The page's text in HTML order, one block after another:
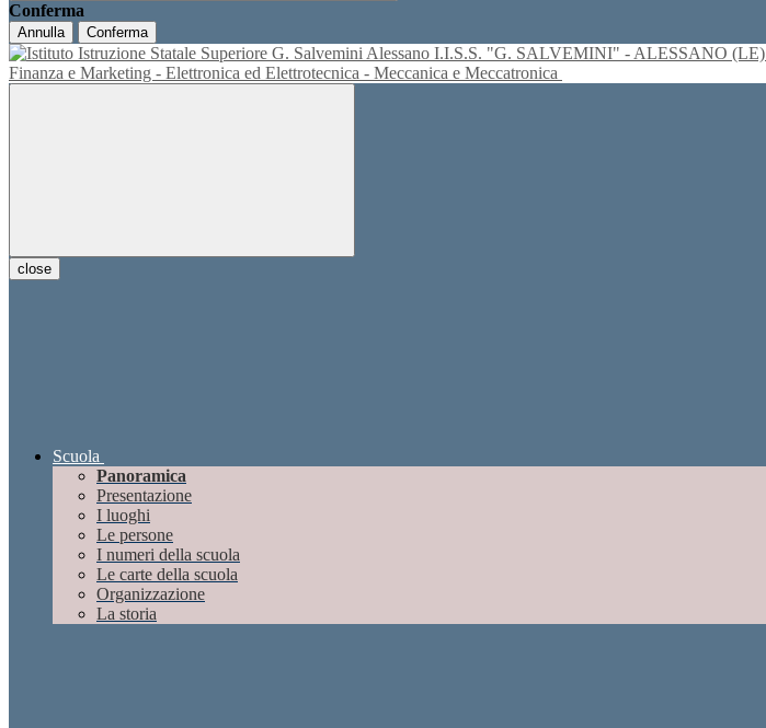
Conferma
Annulla Conferma
I.I.S.S. "G. SALVEMINI" - ALESSANO (LE)
Finanza e Marketing - Elettronica ed Elettrotecnica - Meccanica e Meccatronica
close
Scuola
Panoramica
Presentazione
I luoghi
Le persone
I numeri della scuola
Le carte della scuola
Organizzazione
La storia